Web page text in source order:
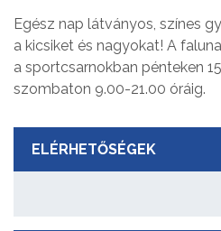
Egész nap látványos, színes
a kicsiket és nagyokat! A
a sportcsarnokban pénteken
szombaton 9.00-21.00 óráig.
ELÉRHETŐSÉGEK